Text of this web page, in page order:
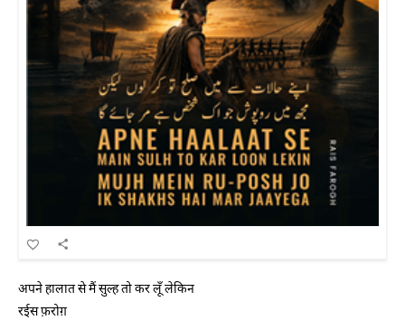
अपने हालात से मैं सुल्ह तो कर लूँ लेकिन
रईस फ़रोग़